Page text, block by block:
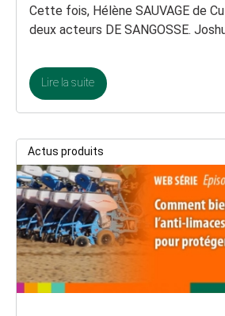
Cette fois, Hélène SAUVAGE de
deux acteurs DE SANGOSSE.
Lire la suite
Actus produits